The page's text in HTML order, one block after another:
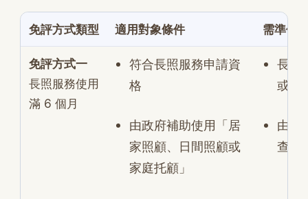
免評方式類型 適用對象條件 需準備
免評方式一
長照服務使用
滿 6 個月
符合長照服務申請資
格
由政府補助使用「居
家照顧、日間照顧或
家庭托顧」
長照
或
由縣
查詢